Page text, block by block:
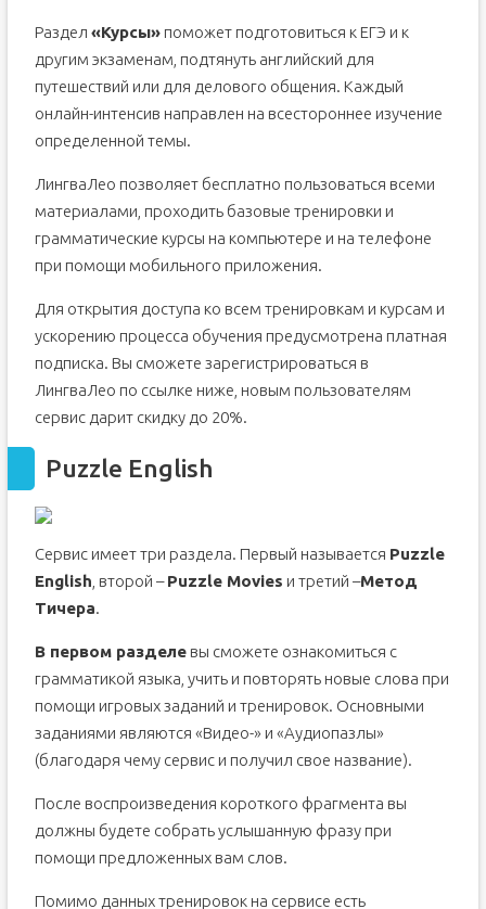
Раздел «Курсы»поможет подготовиться к ЕГЭ и к
другим экзаменам, подтянуть английский для
путешествий или для делового общения. Каждый
онлайн-интенсив направлен на всестороннее изучение
определенной темы.
ЛингваЛео позволяет бесплатно пользоваться всеми
материалами, проходить базовые тренировки и
грамматические курсы на компьютере и на телефоне
при помощи мобильного приложения.
Для открытия доступа ко всем тренировкам и курсам и
ускорению процесса обучения предусмотрена платная
подписка. Вы сможете зарегистрироваться в
ЛингваЛео по ссылке ниже, новым пользователям
сервис дарит скидку до 20%.
Puzzle English
Сервис имеет три раздела. Первый называется Puzzle
English , второй –Puzzle Movies и третий –Метод
Тичера.
В первом разделевы сможете ознакомиться с
грамматикой языка, учить и повторять новые слова при
помощи игровых заданий и тренировок. Основными
заданиями являются «Видео-» и «Аудиопазлы»
(благодаря чему сервис и получил свое название).
После воспроизведения короткого фрагмента вы
должны будете собрать услышанную фразу при
помощи предложенных вам слов.
Помимо данных тренировок на сервисе есть